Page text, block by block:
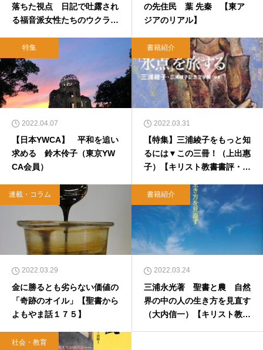
落ちた視点 日記で吐露され
る福音派女性たちのウクライ
の先住民 葉 先秦 【東ア
ジアのリアル】
特集
2022.04.07
【日本YWCA】 平和を追い
求める 鈴木伶子（東京YW
CA会員）
書籍紹介
2022.03.31
【特集】三浦綾子をもっと知
るには▼この三冊！（上出惠
子）【キリスト教書書評・本
連載・コラム
2022.03.29
金に勝るとも劣らない価値の
「奇跡のオイル」【聖書から
よもやま話１７５】
書籍紹介
2022.03.24
三浦永光著 聖書と農 自然
界の中の人の生き方を見直す
（大内信一）【キリスト教書
社会・教育